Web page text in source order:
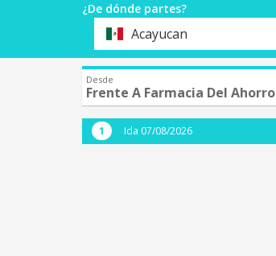
¿De dónde partes?
OrigenAcayucan
Desde
Frente A Farmacia Del Ahorro
Ida 07/08/2026